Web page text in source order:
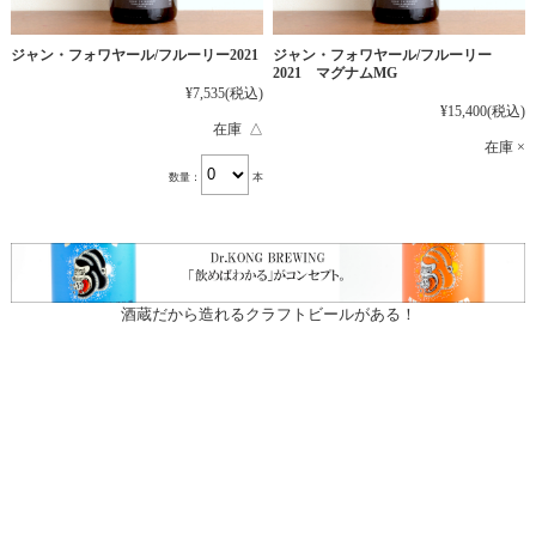
ジャン・フォワヤール/フルーリー2021
¥7,535(税込)
在庫 △
数量： 本
ジャン・フォワヤール/フルーリー
2021 マグナムMG
¥15,400(税込)
在庫 ×
酒蔵だから造れるクラフトビールがある！